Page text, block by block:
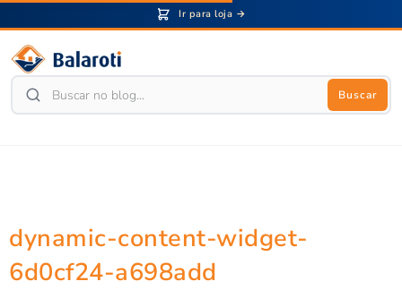
Ir para loja →
Buscar
dynamic-content-widget-
6d0cf24-a698add